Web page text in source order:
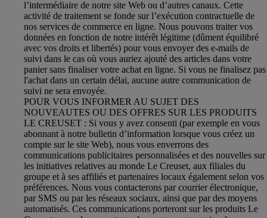
l’intermédiaire de notre site Web ou d’autres canaux. Cette
activité de traitement se fonde sur l’exécution contractuelle de
nos services de commerce en ligne. Nous pouvons traiter vos
données en fonction de notre intérêt légitime (dûment équilibré
avec vos droits et libertés) pour vous envoyer des e-mails de
suivi dans le cas où vous auriez ajouté des articles dans votre
panier sans finaliser votre achat en ligne. Si vous ne finalisez pas
l'achat dans un certain délai, aucune autre communication de
suivi ne sera envoyée.
POUR VOUS INFORMER AU SUJET DES
NOUVEAUTES OU DES OFFRES SUR LES PRODUITS
LE CREUSET : Si vous y avez consenti (par exemple en vous
abonnant à notre bulletin d’information lorsque vous créez un
compte sur le site Web), nous vous enverrons des
communications publicitaires personnalisées et des nouvelles sur
les initiatives relatives au monde Le Creuset, aux filiales du
groupe et à ses affiliés et partenaires locaux également selon vos
préférences. Nous vous contacterons par courrier électronique,
par SMS ou par les réseaux sociaux, ainsi que par des moyens
automatisés. Ces communications porteront sur les produits Le